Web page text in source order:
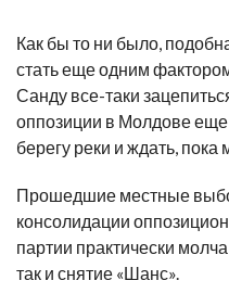
Как бы то ни было,
стать еще одним
Санду все-таки
оппозиции в Молдове еще
берегу реки и ждать, пока
Прошедшие местные
консолидации
партии практически
так и снятие «Шанс».